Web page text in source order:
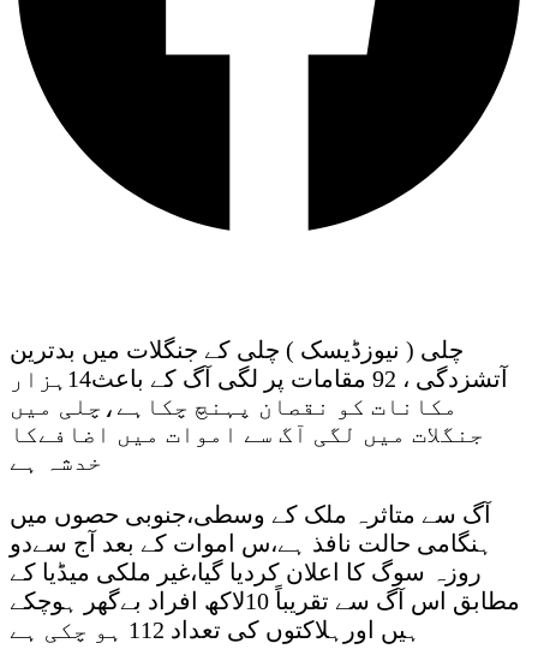
چلی ( نیوزڈیسک ) چلی کے جنگلات میں بدترین
آتشزدگی ، 92 مقامات پر لگی آگ کے باعث14ہزار
مکانات کو نقصان پہنچ چکاہے،چلی میں
جنگلات میں لگی آگ سے اموات میں اضافےکا
خدشہ ہے
آگ سے متاثرہ ملک کے وسطی،جنوبی حصوں میں
ہنگامی حالت نافذ ہے،س اموات کے بعد آج سےدو
روزہ سوگ کا اعلان کردیا گیا،غیر ملکی میڈیا کے
مطابق اس آگ سے تقریباً 10لاکھ افراد بےگھر ہوچکے
ہیں اورہلاکتوں کی تعداد 112 ہو چکی ہے